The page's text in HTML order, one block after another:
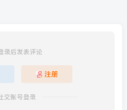
录后发表评论
注册
交账号登录